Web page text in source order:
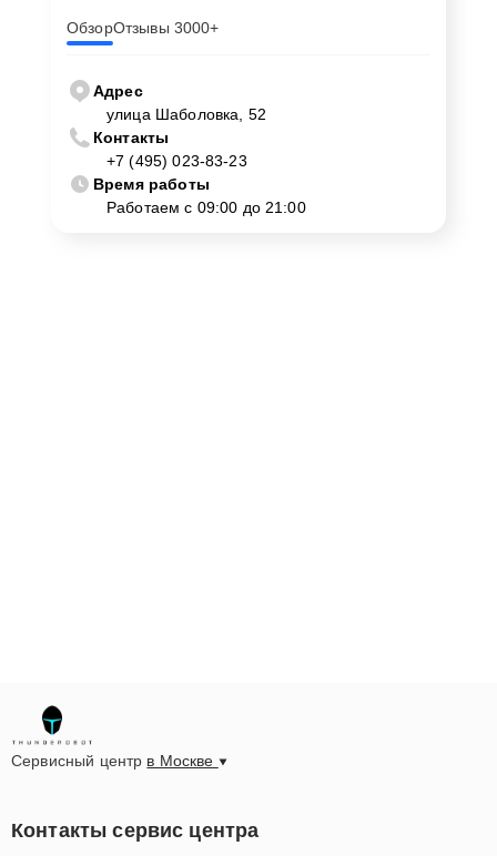
ОбзорОтзывы 3000+
Адрес
улица Шаболовка, 52
Контакты
+7 (495) 023-83-23
Время работы
Работаем с 09:00 до 21:00
Сервисный центр в Москве
Контакты сервис центра